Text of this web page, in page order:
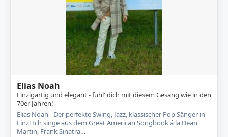
Elias Noah
Einzigartig und elegant - fühl' dich mit diesem Gesang wie in den
70er Jahren!
Elias Noah - Der perfekte Swing, Jazz, klassischer Pop Sänger in
Linz! Ich singe aus dem Great American Songbook á la Dean
Martin, Frank Sinatra…